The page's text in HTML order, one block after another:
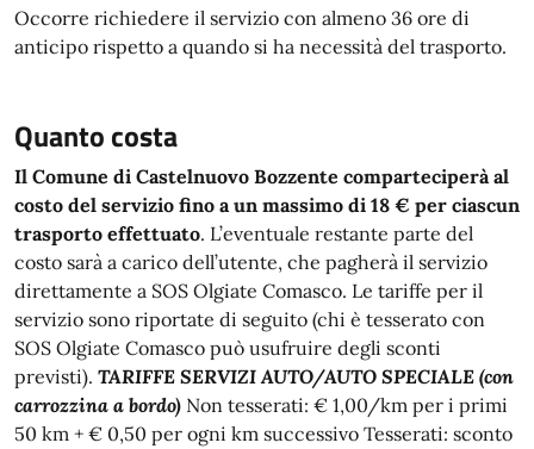
Occorre richiedere il servizio con almeno 36 ore di
anticipo rispetto a quando si ha necessità del trasporto.
Quanto costa
Il Comune di Castelnuovo Bozzente comparteciperà al
costo del servizio fino a un massimo di 18 € per ciascun
trasporto effettuato. L’eventuale restante parte del
costo sarà a carico dell’utente, che pagherà il servizio
direttamente a SOS Olgiate Comasco. Le tariffe per il
servizio sono riportate di seguito (chi è tesserato con
SOS Olgiate Comasco può usufruire degli sconti
previsti). TARIFFE SERVIZI AUTO/AUTO SPECIALE (con
carrozzina a bordo) Non tesserati: € 1,00/km per i primi
50 km + € 0,50 per ogni km successivo Tesserati: sconto